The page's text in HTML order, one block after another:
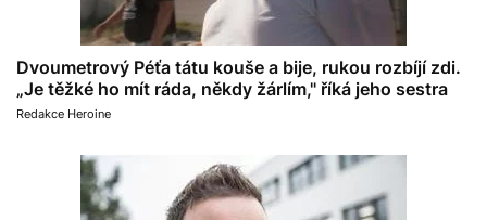
Dvoumetrový Péťa tátu kouše a bije, rukou rozbíjí zdi.
„Je těžké ho mít ráda, někdy žárlím," říká jeho sestra
Redakce Heroine